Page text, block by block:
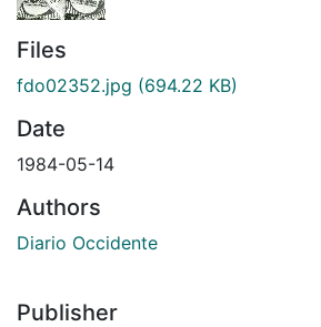
Files
fdo02352.jpg (694.22 KB)
Date
1984-05-14
Authors
Diario Occidente
Publisher